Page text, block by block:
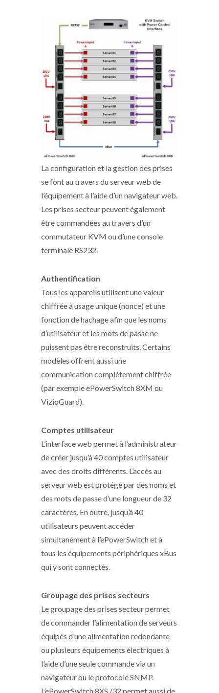
La configuration et la gestion des prises
se font au travers du serveur web de
l’équipement à l’aide d’un navigateur web.
Les prises secteur peuvent également
être commandées au travers d’un
commutateur KVM ou d’une console
terminale RS232.
Authentification
Tous les appareils utilisent une valeur
chiffrée à usage unique (nonce) et une
fonction de hachage afin que les noms
d’utilisateur et les mots de passe ne
puissent pas être reconstruits. Certains
modèles offrent aussi une
communication complètement chiffrée
(par exemple ePowerSwitch 8XM ou
VizioGuard).
Comptes utilisateur
L’interface web permet à l’administrateur
de créer jusqu’à 40 comptes utilisateur
avec des droits différents. L’accès au
serveur web est protégé par des noms et
des mots de passe d’une longueur de 32
caractères. En outre, jusqu’à 40
utilisateurs peuvent accéder
simultanément à l’ePowerSwitch et à
tous les équipements périphériques xBus
qui y sont connectés.
Groupage des prises secteurs
Le groupage des prises secteur permet
de commander l’alimentation de serveurs
équipés d’une alimentation redondante
ou plusieurs équipements électriques à
l’aide d’une seule commande via un
navigateur ou le protocole SNMP.
L’ePowerSwitch 8XS /32 permet aussi de